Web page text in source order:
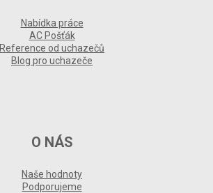
Nabídka práce
AC Pošťák
Reference od uchazečů
Blog pro uchazeče
O NÁS
Naše hodnoty
Podporujeme